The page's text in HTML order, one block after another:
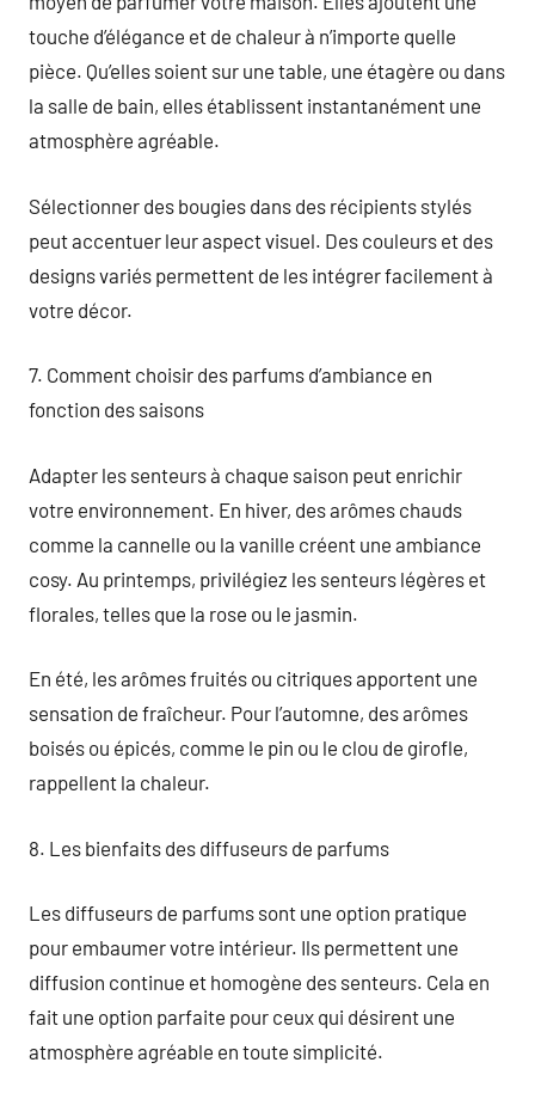
touche d’élégance et de chaleur à n’importe quelle
pièce. Qu’elles soient sur une table, une étagère ou dans
la salle de bain, elles établissent instantanément une
atmosphère agréable.
Sélectionner des bougies dans des récipients stylés
peut accentuer leur aspect visuel. Des couleurs et des
designs variés permettent de les intégrer facilement à
votre décor.
7. Comment choisir des parfums d’ambiance en
fonction des saisons
Adapter les senteurs à chaque saison peut enrichir
votre environnement. En hiver, des arômes chauds
comme la cannelle ou la vanille créent une ambiance
cosy. Au printemps, privilégiez les senteurs légères et
florales, telles que la rose ou le jasmin.
En été, les arômes fruités ou citriques apportent une
sensation de fraîcheur. Pour l’automne, des arômes
boisés ou épicés, comme le pin ou le clou de girofle,
rappellent la chaleur.
8. Les bienfaits des diffuseurs de parfums
Les diffuseurs de parfums sont une option pratique
pour embaumer votre intérieur. Ils permettent une
diffusion continue et homogène des senteurs. Cela en
fait une option parfaite pour ceux qui désirent une
atmosphère agréable en toute simplicité.